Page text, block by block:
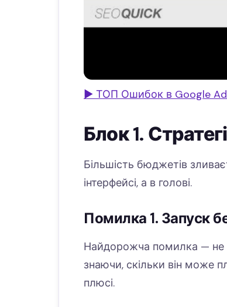
▶ ТОП Ошибок в Google
Блок 1.
Більшість бюджетів
інтерфейсі, а в голові.
Помилка 1. Запуск
Найдорожча помилка — не
знаючи, скільки він може
плюсі.